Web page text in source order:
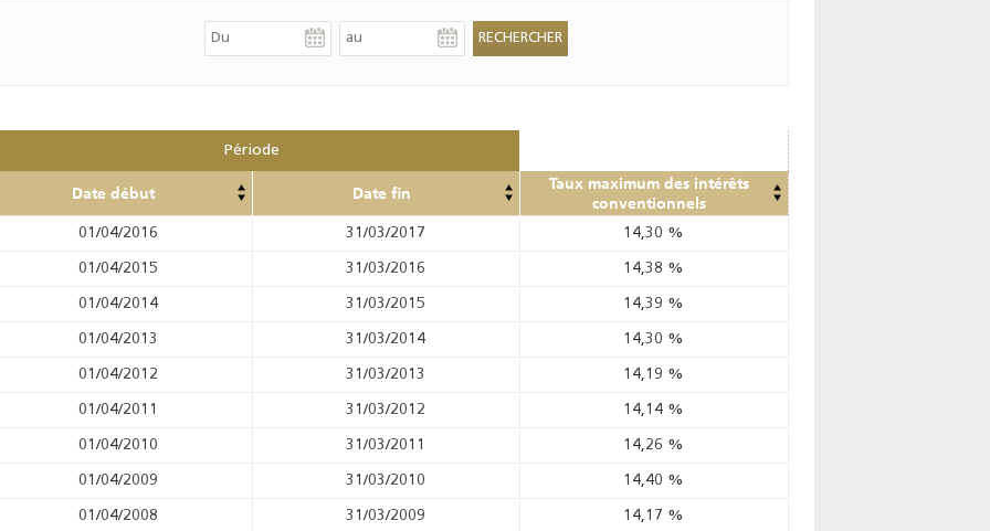
Période
Date début Date fin
Taux maximum des intérêts
conventionnels
01/04/2016 31/03/2017 14,30 %
01/04/2015 31/03/2016 14,38 %
01/04/2014 31/03/2015 14,39 %
01/04/2013 31/03/2014 14,30 %
01/04/2012 31/03/2013 14,19 %
01/04/2011 31/03/2012 14,14 %
01/04/2010 31/03/2011 14,26 %
01/04/2009 31/03/2010 14,40 %
01/04/2008 31/03/2009 14,17 %